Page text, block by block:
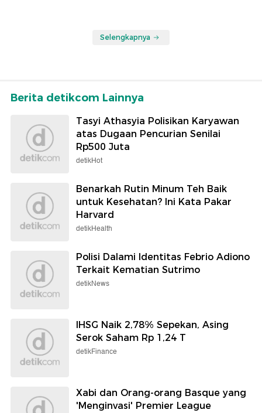
Selengkapnya
Berita detikcom Lainnya
Tasyi Athasyia Polisikan Karyawan
atas Dugaan Pencurian Senilai
Rp500 Juta
detikHot
Benarkah Rutin Minum Teh Baik
untuk Kesehatan? Ini Kata Pakar
Harvard
detikHealth
Polisi Dalami Identitas Febrio Adiono
Terkait Kematian Sutrimo
detikNews
IHSG Naik 2,78% Sepekan, Asing
Serok Saham Rp 1,24 T
detikFinance
Xabi dan Orang-orang Basque yang
'Menginvasi' Premier League